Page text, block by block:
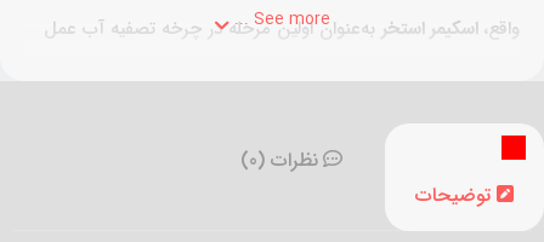
واقع، اسکیمر استخر به‌عنوان اولین مرحله در چرخه تصفیه آب عمل
کرده و باجلوگیریاز ورود زباله‌ها به سیستم پمپ و فیلتر، به
افزایش طول عمر تجهیزات و بهبود کیفیت آب کمک می‌کند.
See more ...
توضیحات
نظرات (0)